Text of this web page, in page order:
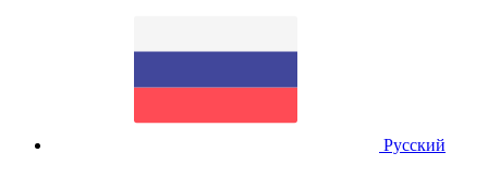
Русский